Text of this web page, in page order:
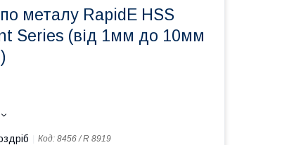
металу RapidE HSS
Series (від 1мм до 10мм
Код: 8456 / R 8919